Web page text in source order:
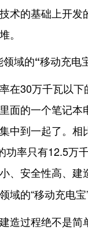
术的基础上开发
。
域的“移动充电
在30万千瓦以
面的一个笔记本
中到一起了。相
功率只有12.5万
、安全性高、建
域的“移动充电宝”
造过程绝不是简